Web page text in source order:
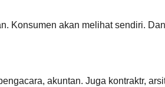
Konsumen akan melihat sendiri.
akuntan. Juga kontraktr,